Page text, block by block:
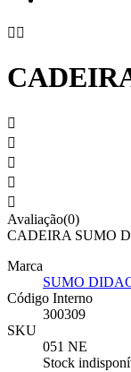
 





Avaliação(0)
CADEIRA SUMO
Marca
SUMO
Código Interno
300309
SKU
051 NE
Stock